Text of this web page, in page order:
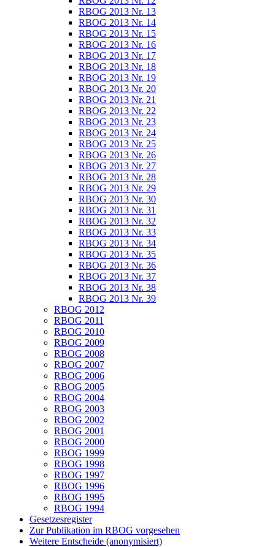
RBOG 2013 Nr. 13
RBOG 2013 Nr. 14
RBOG 2013 Nr. 15
RBOG 2013 Nr. 16
RBOG 2013 Nr. 17
RBOG 2013 Nr. 18
RBOG 2013 Nr. 19
RBOG 2013 Nr. 20
RBOG 2013 Nr. 21
RBOG 2013 Nr. 22
RBOG 2013 Nr. 23
RBOG 2013 Nr. 24
RBOG 2013 Nr. 25
RBOG 2013 Nr. 26
RBOG 2013 Nr. 27
RBOG 2013 Nr. 28
RBOG 2013 Nr. 29
RBOG 2013 Nr. 30
RBOG 2013 Nr. 31
RBOG 2013 Nr. 32
RBOG 2013 Nr. 33
RBOG 2013 Nr. 34
RBOG 2013 Nr. 35
RBOG 2013 Nr. 36
RBOG 2013 Nr. 37
RBOG 2013 Nr. 38
RBOG 2013 Nr. 39
RBOG 2012
RBOG 2011
RBOG 2010
RBOG 2009
RBOG 2008
RBOG 2007
RBOG 2006
RBOG 2005
RBOG 2004
RBOG 2003
RBOG 2002
RBOG 2001
RBOG 2000
RBOG 1999
RBOG 1998
RBOG 1997
RBOG 1996
RBOG 1995
RBOG 1994
Gesetzesregister
Zur Publikation im RBOG vorgesehen
Weitere Entscheide (anonymisiert)